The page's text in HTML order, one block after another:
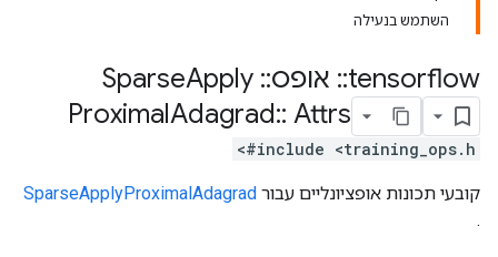
השתמש בנעילה
tensorflow
:: אופס::
Apply
ProximalAdagrad:: Attrs
#include <training_ops.h>
קובעי תכונות אופציונליים עבור SparseApplyProximalAdagrad
.